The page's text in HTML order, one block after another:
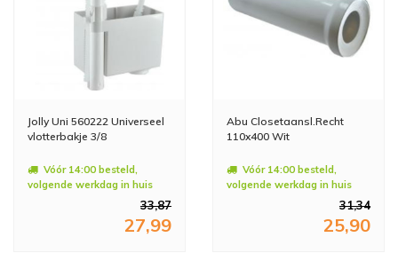
Jolly Uni 560222 Universeel
vlotterbakje 3/8
Vóór 14:00 besteld,
volgende werkdag in huis
33,87
27,99
Abu Closetaansl.Recht
110x400 Wit
Vóór 14:00 besteld,
volgende werkdag in huis
31,34
25,90